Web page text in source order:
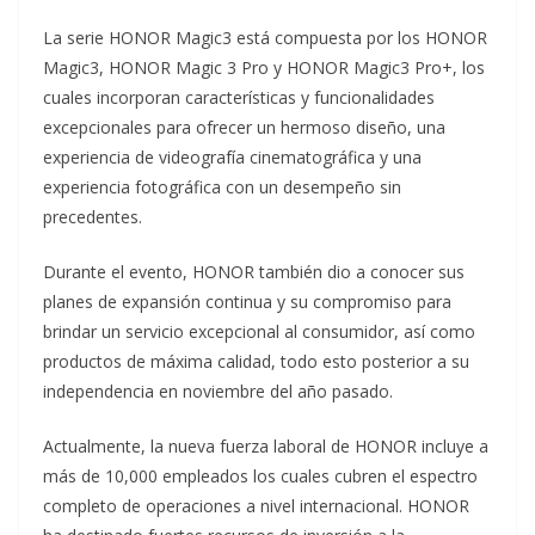
La serie HONOR Magic3 está compuesta por los HONOR
Magic3, HONOR Magic 3 Pro y HONOR Magic3 Pro+, los
cuales incorporan características y funcionalidades
excepcionales para ofrecer un hermoso diseño, una
experiencia de videografía cinematográfica y una
experiencia fotográfica con un desempeño sin
precedentes.
Durante el evento, HONOR también dio a conocer sus
planes de expansión continua y su compromiso para
brindar un servicio excepcional al consumidor, así como
productos de máxima calidad, todo esto posterior a su
independencia en noviembre del año pasado.
Actualmente, la nueva fuerza laboral de HONOR incluye a
más de 10,000 empleados los cuales cubren el espectro
completo de operaciones a nivel internacional. HONOR